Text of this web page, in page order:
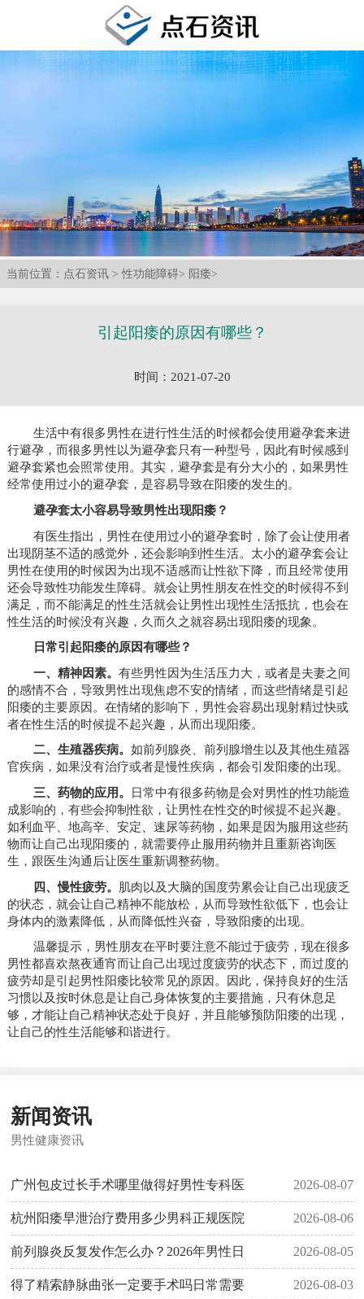
当前位置： 点石资讯 >性功能障碍> 阳痿>
引起阳痿的原因有哪些？
时间：2021-07-20
生活中有很多男性在进行性生活的时候都会使用避孕套来进
行避孕，而很多男性以为避孕套只有一种型号，因此有时候感到
避孕套紧也会照常使用。其实，避孕套是有分大小的，如果男性
经常使用过小的避孕套，是容易导致在阳痿的发生的。
避孕套太小容易导致男性出现阳痿？
有医生指出，男性在使用过小的避孕套时，除了会让使用者
出现阴茎不适的感觉外，还会影响到性生活。太小的避孕套会让
男性在使用的时候因为出现不适感而让性欲下降，而且经常使用
还会导致性功能发生障碍。就会让男性朋友在性交的时候得不到
满足，而不能满足的性生活就会让男性出现性生活抵抗，也会在
性生活的时候没有兴趣，久而久之就容易出现阳痿的现象。
日常引起阳痿的原因有哪些？
一、精神因素。 有些男性因为生活压力大，或者是夫妻之间
的感情不合，导致男性出现焦虑不安的情绪，而这些情绪是引起
阳痿的主要原因。在情绪的影响下，男性会容易出现射精过快或
者在性生活的时候提不起兴趣，从而出现阳痿。
二、生殖器疾病。 如前列腺炎、前列腺增生以及其他生殖器
官疾病，如果没有治疗或者是慢性疾病，都会引发阳痿的出现。
三、药物的应用。
日常中有很多药物是会对男性的性功能造
成影响的，有些会抑制性欲，让男性在性交的时候提不起兴趣。
如利血平、地高辛、安定、速尿等药物，如果是因为服用这些药
物而让自己出现阳痿的，就需要停止服用药物并且重新咨询医
生，跟医生沟通后让医生重新调整药物。
四、慢性疲劳。 肌肉以及大脑的国度劳累会让自己出现疲乏
的状态，就会让自己精神不能放松，从而导致性欲低下，也会让
身体内的激素降低，从而降低性兴奋，导致阳痿的出现。
温馨提示，男性朋友在平时要注意不能过于疲劳，现在很多
男性都喜欢熬夜通宵而让自己出现过度疲劳的状态下，而过度的
疲劳却是引起男性阳痿比较常见的原因。因此，保持良好的生活
习惯以及按时休息是让自己身体恢复的主要措施，只有休息足
够，才能让自己精神状态处于良好，并且能够预防阳痿的出现，
让自己的性生活能够和谐进行。
新闻资讯
男性健康资讯
广州包皮过长手术哪里做得好男性专科医 2026-08-07
杭州阳痿早泄治疗费用多少男科正规医院 2026-08-06
前列腺炎反复发作怎么办？2026年男性日 2026-08-05
得了精索静脉曲张一定要手术吗日常需要 2026-08-03